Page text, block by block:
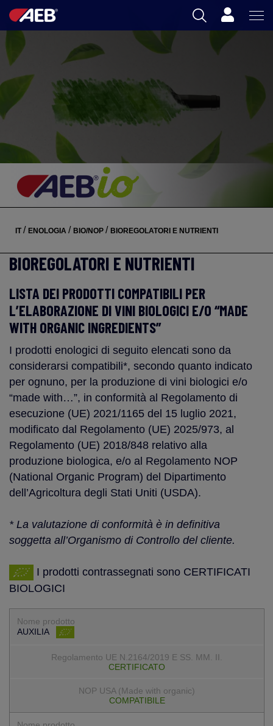
BIRRA
SPIRITS
Carrello
IT/ ENOLOGIA / BIO/NOP / BIOREGOLATORI E NUTRIENTI
BIOREGOLATORI E NUTRIENTI
LISTA DEI PRODOTTI COMPATIBILI PER
L’ELABORAZIONE DI VINI BIOLOGICI E/O “MADE
WITH ORGANIC INGREDIENTS”
I prodotti enologici di seguito elencati sono da
considerarsi compatibili*, secondo quanto indicato
per ognuno, per la produzione di vini biologici e/o
“made with…”, in conformità al Regolamento di
esecuzione (UE) 2021/1165 del 15 luglio 2021,
modificato dal Regolamento (UE) 2025/973, al
Regolamento (UE) 2018/848 relativo alla
produzione biologica, e/o al Regolamento NOP
(National Organic Program) del Dipartimento
dell’Agricoltura degli Stati Uniti (USDA).
* La valutazione di conformità è in definitiva
soggetta all’Organismo di Controllo del cliente.
I prodotti contrassegnati sono CERTIFICATI
BIOLOGICI
AUXILIA
CERTIFICATO
COMPATIBILE